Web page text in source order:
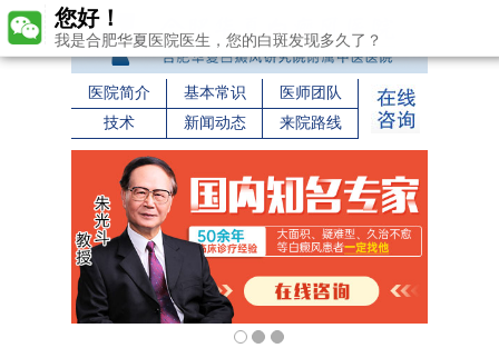
医院简介 基本常识
医师团队
技术
新闻动态 来院路线
您好！
我是合肥华夏医院医生，您的白斑发现多久了？